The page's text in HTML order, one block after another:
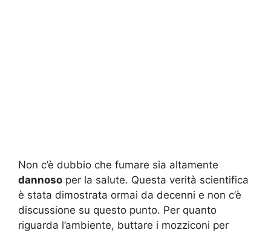
Non c’è dubbio che fumare sia altamente
dannoso per la salute. Questa verità scientifica
è stata dimostrata ormai da decenni e non c’è
discussione su questo punto. Per quanto
riguarda l’ambiente, buttare i mozziconi per